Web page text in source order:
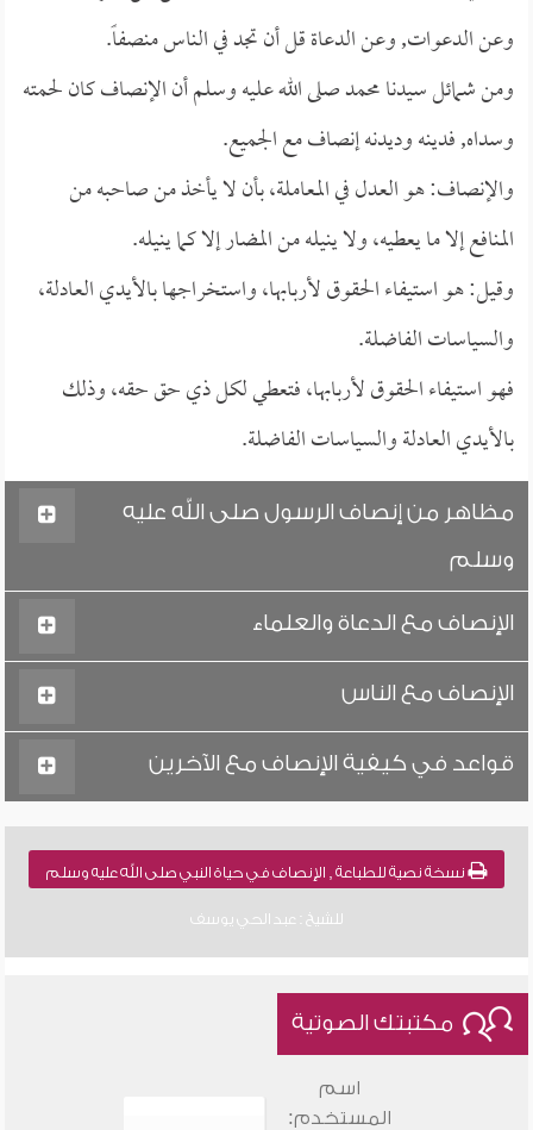
وعن الدعوات, وعن الدعاة قل أن تجد في الناس منصفاً.
ومن شمائل سيدنا محمد صلى الله عليه وسلم أن الإنصاف كان لحمته
وسداه, فدينه وديدنه إنصاف مع الجميع.
والإنصاف: هو العدل في المعاملة، بأن لا يأخذ من صاحبه من
المنافع إلا ما يعطيه، ولا ينيله من المضار إلا كما ينيله.
وقيل: هو استيفاء الحقوق لأربابها، واستخراجها بالأيدي العادلة،
والسياسات الفاضلة.
فهو استيفاء الحقوق لأربابها، فتعطي لكل ذي حق حقه، وذلك
بالأيدي العادلة والسياسات الفاضلة.
مظاهر من إنصاف الرسول صلى الله عليه
وسلم
الإنصاف مع الدعاة والعلماء
الإنصاف مع الناس
قواعد في كيفية الإنصاف مع الآخرين
نسخة نصية للطباعة , الإنصاف في حياة النبي صلى الله عليه وسلم
للشيخ : عبد الحي يوسف
مكتبتك الصوتية
اسم
المستخدم: